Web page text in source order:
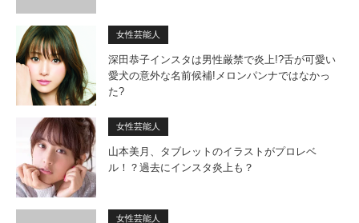
女性芸能人
深田恭子インスタは男性厳禁で炎上!?舌が可愛い
愛犬の意外な名前候補!メロンパンナではなかっ
た?
女性芸能人
山本美月、タブレットのイラストがプロレベ
ル！？過去にインスタ炎上も？
女性芸能人